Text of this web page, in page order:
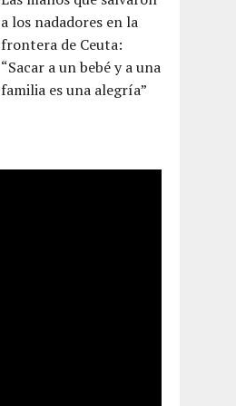
a los nadadores en la
frontera de Ceuta:
“Sacar a un bebé y a una
familia es una alegría”